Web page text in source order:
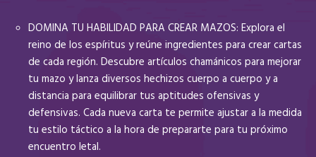
DOMINA TU HABILIDAD PARA CREAR MAZOS: Explora el
reino de los espíritus y reúne ingredientes para crear cartas
de cada región. Descubre artículos chamánicos para mejorar
tu mazo y lanza diversos hechizos cuerpo a cuerpo y a
distancia para equilibrar tus aptitudes ofensivas y
defensivas. Cada nueva carta te permite ajustar a la medida
tu estilo táctico a la hora de prepararte para tu próximo
encuentro letal.